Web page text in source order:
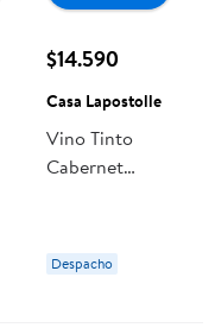
$14.590
Casa Lapostolle
Vino Tinto
Cabernet
Casa Lapostolle
Despacho